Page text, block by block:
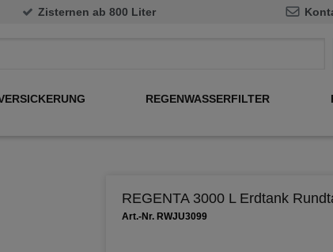
Zisternen ab 800 Liter
REGENWASSERFILTER
REGENTA 3000 L Erdtank
Art.-Nr. RWJU3099